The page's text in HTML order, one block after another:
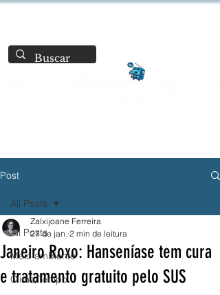
Post
All Posts
Meio ambiente
Clima/Tempo
All Posts
Janeiro Roxo: Hanseníase tem cura
e tratamento gratuito pelo SUS
Zalxijoane Ferreira
27 de jan. 2 min de leitura